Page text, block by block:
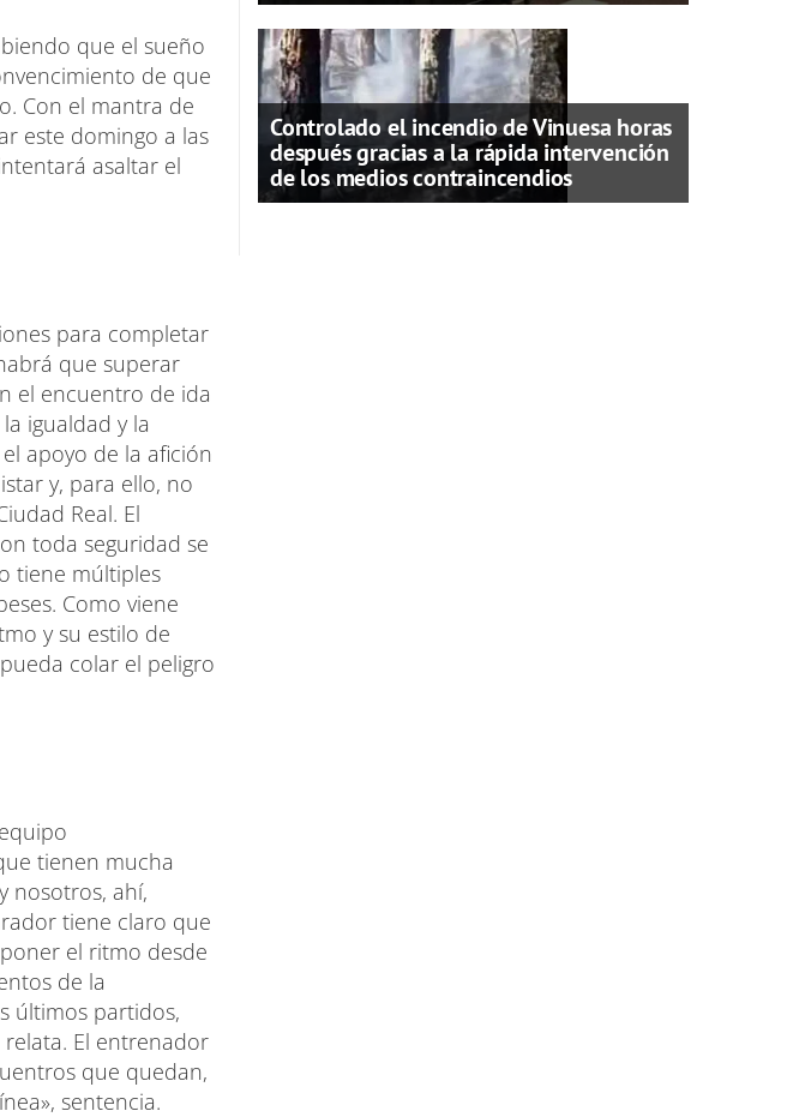
que el sueño
de que
Con el mantra de
este domingo a las
asaltar el
para completar
que superar
el encuentro de ida
igualdad y la
apoyo de la afición
y, para ello, no
Real. El
toda seguridad se
tiene múltiples
Como viene
y su estilo de
colar el peligro
tienen mucha
nosotros, ahí,
tiene claro que
el ritmo desde
de la
últimos partidos,
El entrenador
que quedan,
sentencia.
Controlado el incendio de Vinuesa horas
después gracias a la rápida intervención
de los medios contraincendios